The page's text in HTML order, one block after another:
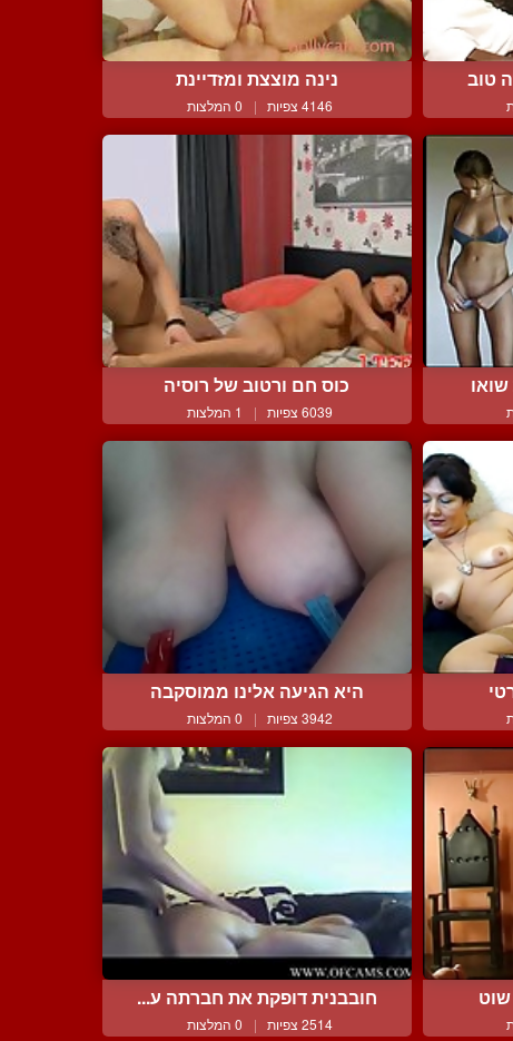
טוב נינה מוצצת ומזדיינת
4146 צפיות | 0 המלצות
כוס חם ורטוב של רוסיה
6039 צפיות | 1 המלצות
היא הגיעה אלינו ממוסקבה
3942 צפיות | 0 המלצות
חובבנית דופקת את חברתה ע...
2514 צפיות | 0 המלצות